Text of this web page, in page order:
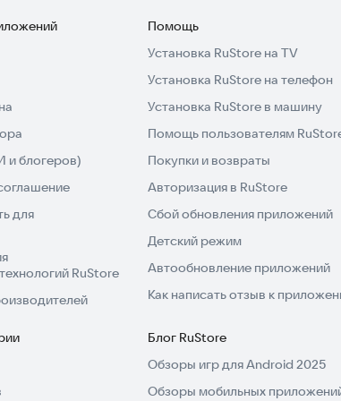
и поможем в решении абсолютно
и блогеров)
для
RuStore
Помощь
Установка RuStore на TV
Установка RuStore на телефон
Установка RuStore в машину
Помощь пользователям
Покупки и возвраты
Авторизация в RuStore
Сбой обновления приложений
Детский режим
Автообновление приложений
Как написать отзыв к
Блог RuStore
Обзоры игр для Android 2025
Обзоры мобильных